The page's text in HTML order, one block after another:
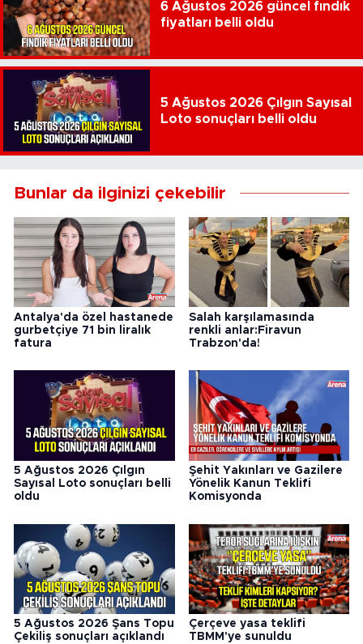
6 Ağustos 2026 güncel fındık
fiyatları belli oldu
5 Ağustos 2026 Çılgın Sayısal
Loto sonuçları belli oldu
Bunlar da ilginizi çekebilir
Antalya'da özel hastanede
gurbetçiye 71 bin liralık
fatura
Salah karşılamasında
renkli anlar:Firavun
Trabzon'da!
5 Ağustos 2026 Çılgın
Sayısal Loto sonuçları belli
oldu
Şehit Yakınları ve Gazilere
Yönelik Kanun Teklifi
Komisyonda
5 Ağustos 2026 Şans Topu
Çekiliş sonuçları açıklandı
Çerçeve yasa teklifi
TBMM'ye sunuldu